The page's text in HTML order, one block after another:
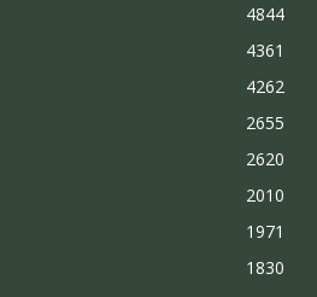
4844
4361
4262
2655
2620
2010
1971
1830